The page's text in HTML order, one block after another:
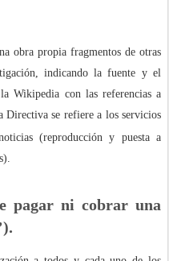
obra propia fragmentos de otras
indicando la fuente y el
Wikipedia con las referencias a
Directiva se refiere a los servicios
(reproducción y puesta a
pagar ni cobrar una